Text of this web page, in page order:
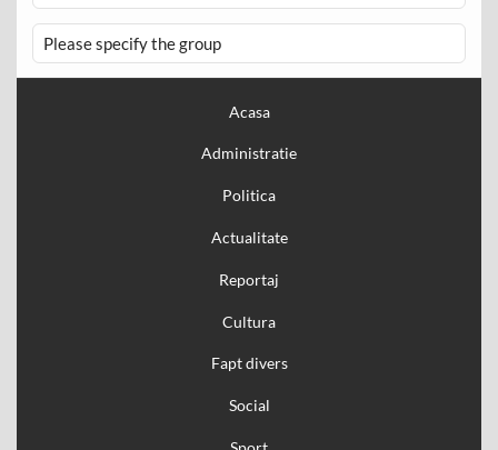
Please specify the group
Acasa
Administratie
Politica
Actualitate
Reportaj
Cultura
Fapt divers
Social